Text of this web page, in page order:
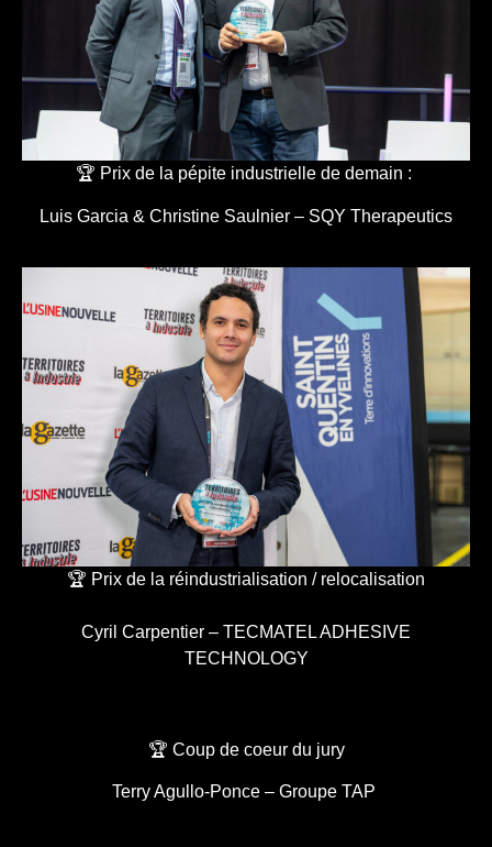
🏆 Prix de la pépite industrielle de demain :
Luis Garcia & Christine Saulnier – SQY Therapeutics
🏆 Prix de la réindustrialisation / relocalisation
Cyril Carpentier – TECMATEL ADHESIVE
TECHNOLOGY
🏆 Coup de coeur du jury
Terry Agullo-Ponce – Groupe TAP